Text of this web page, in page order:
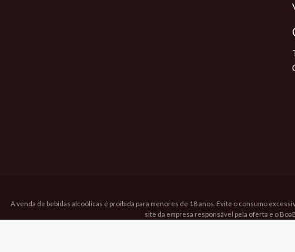
A venda de bebidas alcoólicas é proibida para menores de 18 anos. Evite o consumo
site da empresa responsável pela oferta e o